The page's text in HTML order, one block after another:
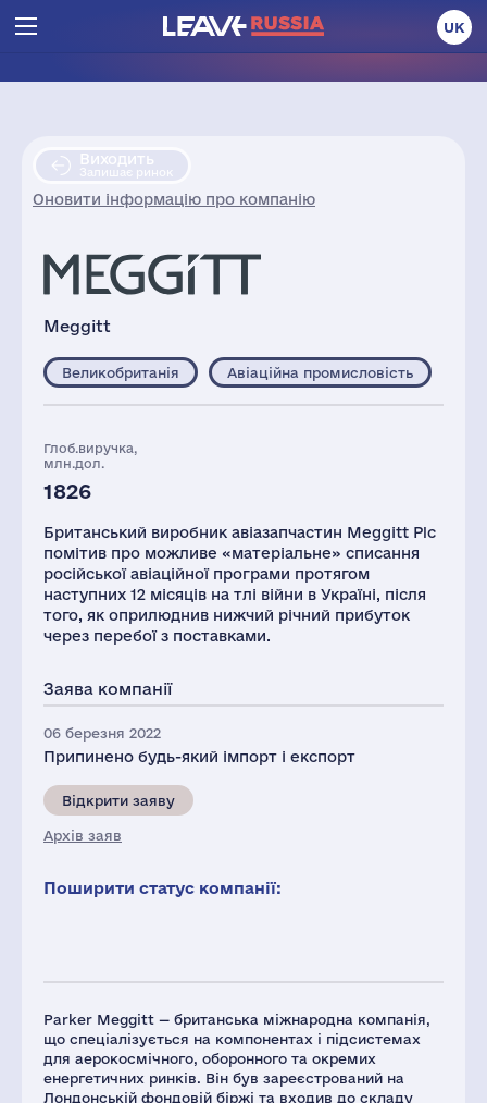
UK
Виходить
Залишає ринок
Оновити інформацію про компанію
Meggitt
Parker Meggitt — британська міжнародна компанія,
що спеціалізується на компонентах і підсистемах
для аерокосмічного, оборонного та окремих
енергетичних ринків. Він був зареєстрований на
Лондонській фондовій біржі та входив до складу
Великобританія Авіаційна промисловість
Глоб.виручка,
млн.дол.
1826
Британський виробник авіазапчастин Meggitt Plc
помітив про можливе «матеріальне» списання
російської авіаційної програми протягом
наступних 12 місяців на тлі війни в Україні, після
того, як оприлюднив нижчий річний прибуток
через перебої з поставками.
Заява компанії
06 березня 2022
Припинено будь-який імпорт і експорт
Відкрити заяву
Архів заяв
Поширити статус компанії: